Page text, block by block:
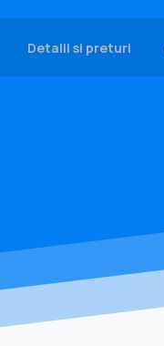
Detalii si preturi